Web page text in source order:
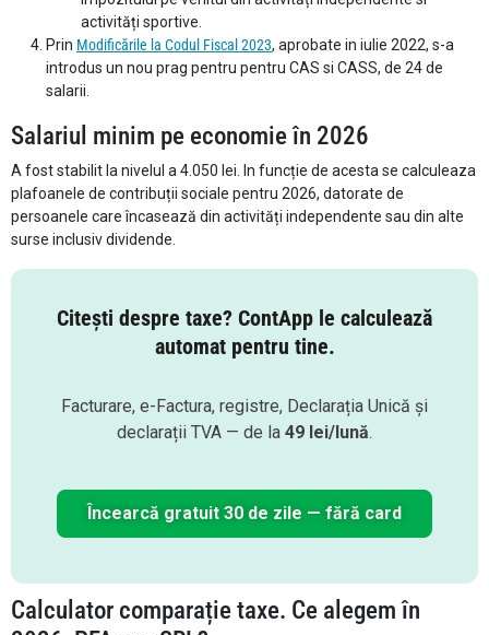
activități sportive.
Prin Modificările la Codul Fiscal 2023, aprobate in iulie 2022, s-a
introdus un nou prag pentru pentru CAS si CASS, de 24 de
salarii.
Salariul minim pe economie în 2026
A fost stabilit la nivelul a 4.050 lei. In funcție de acesta se calculeaza
plafoanele de contribuții sociale pentru 2026, datorate de
persoanele care încasează din activități independente sau din alte
surse inclusiv dividende.
Citești despre taxe? ContApp le calculează
automat pentru tine.
Facturare, e-Factura, registre, Declarația Unică și
declarații TVA — de la 49 lei/lună.
Încearcă gratuit 30 de zile — fără card
Calculator comparație taxe. Ce alegem în